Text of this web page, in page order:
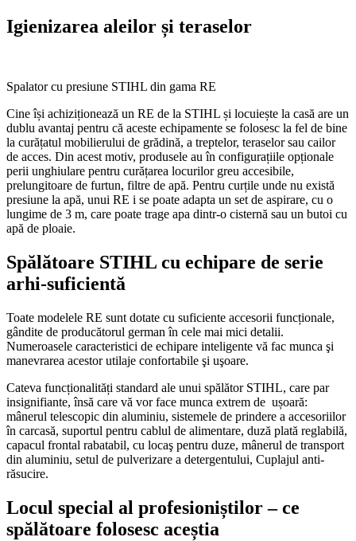
Igienizarea aleilor și teraselor
Spalator cu presiune STIHL din gama RE
Cine își achiziționează un RE de la STIHL și locuiește la casă are un
dublu avantaj pentru că aceste echipamente se folosesc la fel de bine
la curățatul mobilierului de grădină, a treptelor, teraselor sau cailor
de acces. Din acest motiv, produsele au în configurațiile opționale
perii unghiulare pentru curățarea locurilor greu accesibile,
prelungitoare de furtun, filtre de apă. Pentru curțile unde nu există
presiune la apă, unui RE i se poate adapta un set de aspirare, cu o
lungime de 3 m, care poate trage apa dintr-o cisternă sau un butoi cu
apă de ploaie.
Spălătoare STIHL cu echipare de serie
arhi-suficientă
Toate modelele RE sunt dotate cu suficiente accesorii funcționale,
gândite de producătorul german în cele mai mici detalii.
Numeroasele caracteristici de echipare inteligente vă fac munca şi
manevrarea acestor utilaje confortabile şi uşoare.
Cateva funcționalități standard ale unui spălător STIHL, care par
insignifiante, însă care vă vor face munca extrem de ușoară:
mânerul telescopic din aluminiu, sistemele de prindere a accesoriilor
în carcasă, suportul pentru cablul de alimentare, duză plată reglabilă,
capacul frontal rabatabil, cu locaş pentru duze, mânerul de transport
din aluminiu, setul de pulverizare a detergentului, Cuplajul anti-
răsucire.
Locul special al profesioniștilor – ce
spălătoare folosesc aceștia